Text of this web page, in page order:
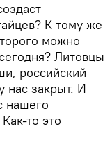
К тому же
можно
Литовцы
российский
нас закрыт. И
нашего
то это